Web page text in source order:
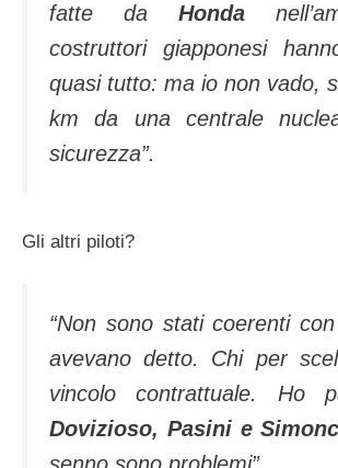
fatte da Honda
costruttori giapponesi
quasi tutto: ma io non vado,
km da una centrale
sicurezza”.
Gli altri piloti?
“Non sono stati coerenti
avevano detto. Chi per
vincolo contrattuale. Ho
Dovizioso, Pasini e